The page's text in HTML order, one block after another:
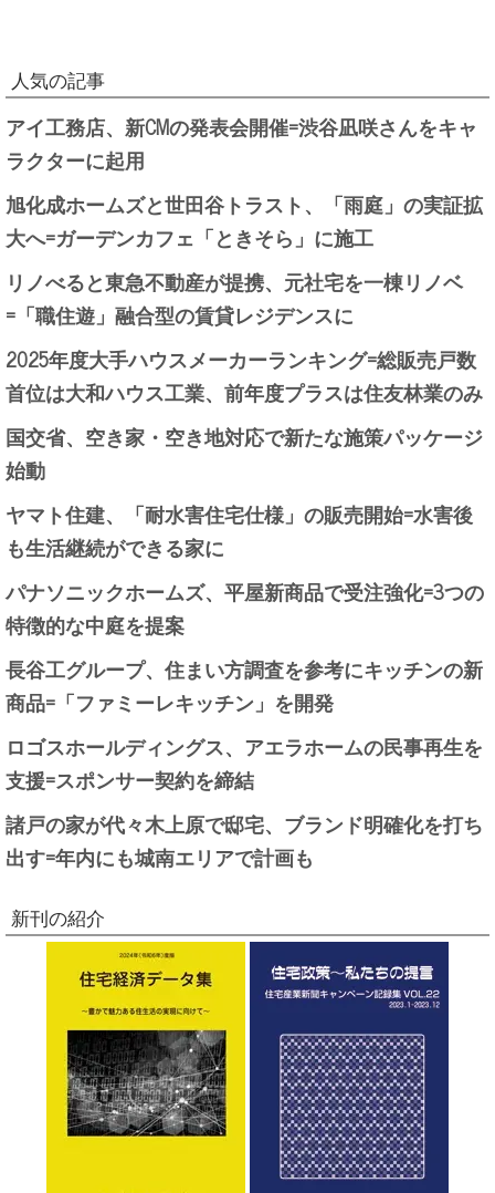
人気の記事
アイ工務店、新CMの発表会開催=渋谷凪咲さんをキャ
ラクターに起用
旭化成ホームズと世田谷トラスト、「雨庭」の実証拡
大へ=ガーデンカフェ「ときそら」に施工
リノべると東急不動産が提携、元社宅を一棟リノベ
=「職住遊」融合型の賃貸レジデンスに
2025年度大手ハウスメーカーランキング=総販売戸数
首位は大和ハウス工業、前年度プラスは住友林業のみ
国交省、空き家・空き地対応で新たな施策パッケージ
始動
ヤマト住建、「耐水害住宅仕様」の販売開始=水害後
も生活継続ができる家に
パナソニックホームズ、平屋新商品で受注強化=3つの
特徴的な中庭を提案
長谷工グループ、住まい方調査を参考にキッチンの新
商品=「ファミーレキッチン」を開発
ロゴスホールディングス、アエラホームの民事再生を
支援=スポンサー契約を締結
諸戸の家が代々木上原で邸宅、ブランド明確化を打ち
出す=年内にも城南エリアで計画も
新刊の紹介